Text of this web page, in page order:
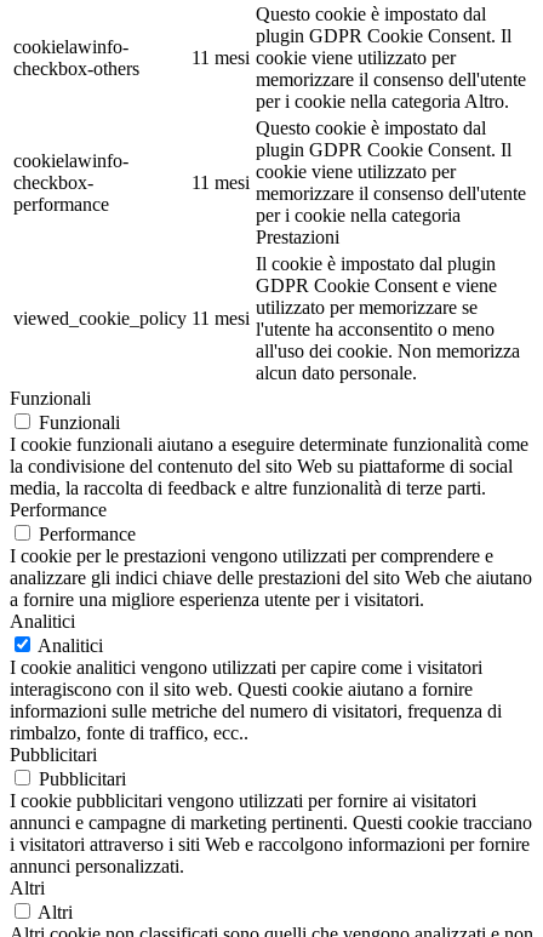
cookielawinfo-
checkbox-others
11 mesi
Questo cookie è impostato dal
plugin GDPR Cookie Consent. Il
cookie viene utilizzato per
memorizzare il consenso dell'utente
per i cookie nella categoria Altro.
cookielawinfo-
checkbox-
performance
11 mesi
Questo cookie è impostato dal
plugin GDPR Cookie Consent. Il
cookie viene utilizzato per
memorizzare il consenso dell'utente
per i cookie nella categoria
Prestazioni
viewed_cookie_policy 11 mesi
Il cookie è impostato dal plugin
GDPR Cookie Consent e viene
utilizzato per memorizzare se
l'utente ha acconsentito o meno
all'uso dei cookie. Non memorizza
alcun dato personale.
Funzionali
Funzionali
I cookie funzionali aiutano a eseguire determinate funzionalità come
la condivisione del contenuto del sito Web su piattaforme di social
media, la raccolta di feedback e altre funzionalità di terze parti.
Performance
Performance
I cookie per le prestazioni vengono utilizzati per comprendere e
analizzare gli indici chiave delle prestazioni del sito Web che aiutano
a fornire una migliore esperienza utente per i visitatori.
Analitici
Analitici
I cookie analitici vengono utilizzati per capire come i visitatori
interagiscono con il sito web. Questi cookie aiutano a fornire
informazioni sulle metriche del numero di visitatori, frequenza di
rimbalzo, fonte di traffico, ecc..
Pubblicitari
Pubblicitari
I cookie pubblicitari vengono utilizzati per fornire ai visitatori
annunci e campagne di marketing pertinenti. Questi cookie tracciano
i visitatori attraverso i siti Web e raccolgono informazioni per fornire
annunci personalizzati.
Altri
Altri